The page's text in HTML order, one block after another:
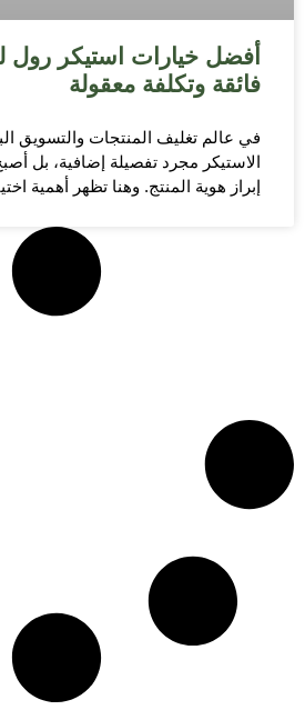
أفضل خيارات استيكر رول
فائقة وتكلفة معقولة
في عالم تغليف المنتجات والتسويق
الاستيكر مجرد تفصيلة إضافية، بل
إبراز هوية المنتج. وهنا تظهر أهمية